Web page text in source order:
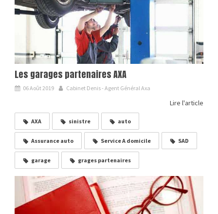
Les garages partenaires AXA
06 Août 2019 Cabinet Denis - Agent Général Axa
Lire l'article
AXA sinistre auto
Assurance auto Service A domicile SAD
garage grages partenaires